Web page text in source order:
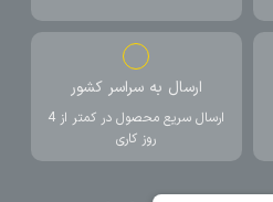
ارسال به سراسر کشور
ارسال سریع محصول در کمتر از 4
روز کاری